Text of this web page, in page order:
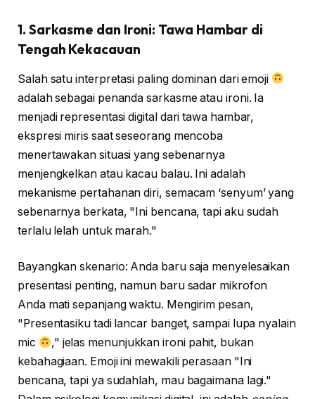
1. Sarkasme dan Ironi: Tawa Hambar di
Tengah Kekacauan
Salah satu interpretasi paling dominan dari emoji
adalah sebagai penanda sarkasme atau ironi. Ia
menjadi representasi digital dari tawa hambar,
ekspresi miris saat seseorang mencoba
menertawakan situasi yang sebenarnya
menjengkelkan atau kacau balau. Ini adalah
mekanisme pertahanan diri, semacam ‘senyum’ yang
sebenarnya berkata, "Ini bencana, tapi aku sudah
terlalu lelah untuk marah."
Bayangkan skenario: Anda baru saja menyelesaikan
presentasi penting, namun baru sadar mikrofon
Anda mati sepanjang waktu. Mengirim pesan,
"Presentasiku tadi lancar banget, sampai lupa nyalain
mic
," jelas menunjukkan ironi pahit, bukan
kebahagiaan. Emoji ini mewakili perasaan "Ini
bencana, tapi ya sudahlah, mau bagaimana lagi."